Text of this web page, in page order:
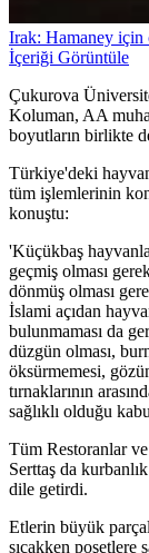
Irak: Hamaney için
İçeriği Görüntüle
Çukurova
Koluman, AA
boyutların birlikte
Türkiye'deki
tüm işlemlerinin
konuştu:
'Küçükbaş
geçmiş olması
dönmüş olması
İslami açıdan
bulunmaması da
düzgün olması,
öksürmemesi,
tırnaklarının
sağlıklı olduğu
Tüm Restoranlar
Serttaş da
dile getirdi.
Etlerin büyük
sıcakken poşetlere